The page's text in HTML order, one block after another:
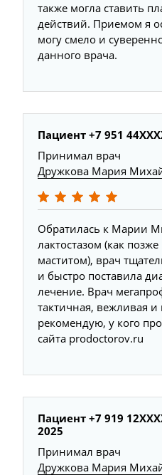
также могла ставить
действий. Приемом я
могу смело и
данного врача.
Пациент +7 951
Принимал врач
Дружкова Мария
Обратилась к Марии
лактостазом (как
маститом), врач
и быстро поставила
лечение. Врач
тактичная, вежливая и
рекомендую, у кого
сайта prodoctorov.ru
Пациент +7 919
2025
Принимал врач
Дружкова Мария